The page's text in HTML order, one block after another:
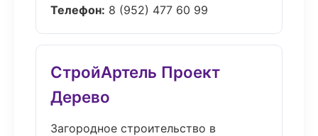
Телефон: 8 (952) 477 60 99
СтройАртель Проект
Дерево
Загородное строительство в